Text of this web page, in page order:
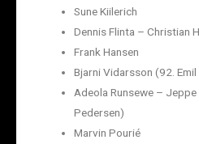
Sune Kiilerich
Dennis Flinta – Christian
Frank Hansen
Bjarni Vidarsson (92. Emil
Adeola Runsewe – Jeppe
Pedersen)
Marvin Pourié